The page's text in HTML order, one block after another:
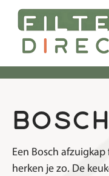
bosch
Een Bosch
herken je zo. De